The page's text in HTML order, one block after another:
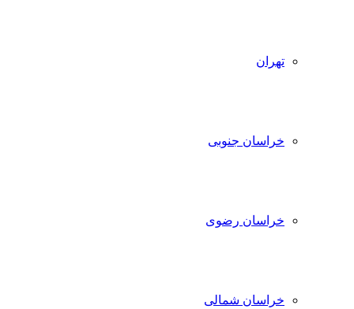
تهران
خراسان جنوبی
خراسان رضوی
خراسان شمالی